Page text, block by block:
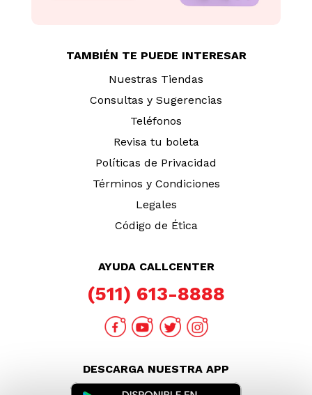
TAMBIÉN TE PUEDE INTERESAR
Nuestras Tiendas
Consultas y Sugerencias
Teléfonos
Revisa tu boleta
Políticas de Privacidad
Términos y Condiciones
Legales
Código de Ética
AYUDA CALLCENTER
(511) 613-8888
DESCARGA NUESTRA APP